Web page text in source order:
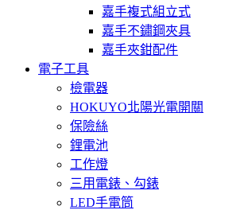
嘉手複式組立式
嘉手不鏽鋼夾具
嘉手夾鉗配件
電子工具
檢電器
HOKUYO北陽光電開關
保險絲
鋰電池
工作燈
三用電錶、勾錶
LED手電筒